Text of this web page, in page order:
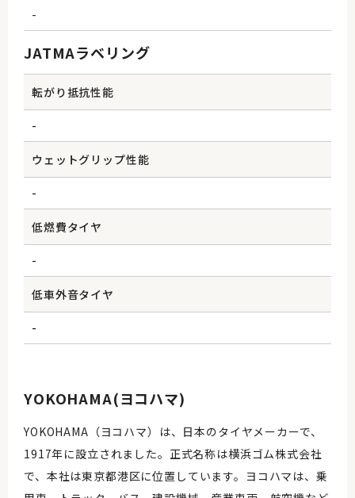
-
JATMAラベリング
転がり抵抗性能
-
ウェットグリップ性能
-
低燃費タイヤ
-
低車外音タイヤ
-
YOKOHAMA(ヨコハマ)
YOKOHAMA（ヨコハマ）は、日本のタイヤメーカーで、
1917年に設立されました。正式名称は横浜ゴム株式会社
で、本社は東京都港区に位置しています。ヨコハマは、乗